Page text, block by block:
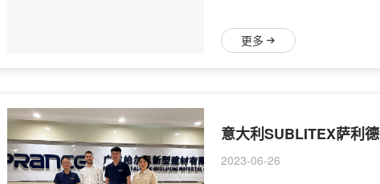
更多
2023-06-26